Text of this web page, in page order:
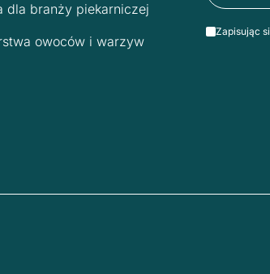
dla branży piekarniczej
owoców i warzyw
Zapisując